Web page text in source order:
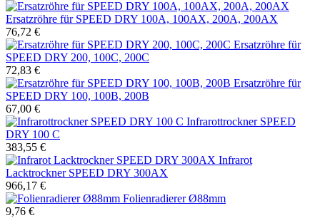
Ersatzröhre für SPEED DRY 100A, 100AX, 200A, 200AX
76,72 €
Ersatzröhre für
SPEED DRY 200, 100C, 200C
72,83 €
Ersatzröhre für
SPEED DRY 100, 100B, 200B
67,00 €
Infrarottrockner SPEED
DRY 100 C
383,55 €
Infrarot
Lacktrockner SPEED DRY 300AX
966,17 €
Folienradierer Ø88mm
9,76 €